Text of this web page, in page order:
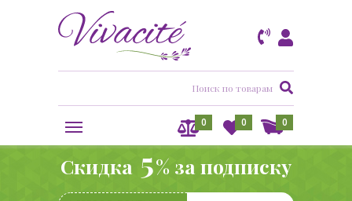
0
0
0
Скидка 5% за подписку